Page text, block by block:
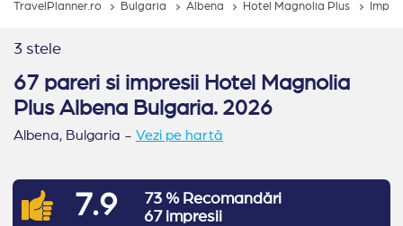
TravelPlanner.ro Bulgaria Albena Hotel Magnolia Plus
3 stele
67 pareri si impresii Hotel Magnolia
Plus Albena Bulgaria. 2026
Albena, Bulgaria - Vezi pe hartă
7.9
73 % Recomandări
67 impresii